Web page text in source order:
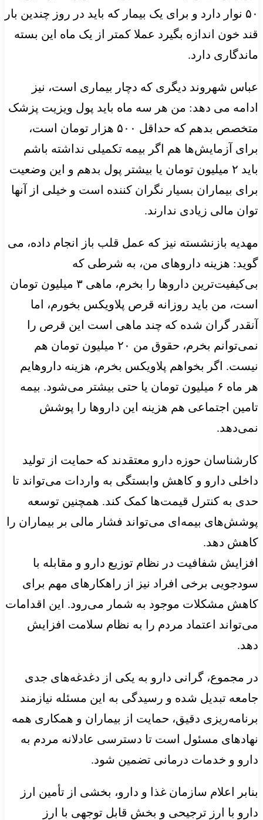
۵۰ نوار دارد و برای یک بیمار که باید در روز چندین بار
قند خون اندازه بگیرد عملا کمتر از یک ماه این بسته
ماندگاری دارد.
عباس شهروند دیگری که دچار بیماری است، نیز
ادامه می دهد: من هر سه ماه باید پول ویزیت پزشک
متخصص بدهم که حداقل ۵۰۰ هزار تومان است،
برای آزمایش‌ها هم اگر بیمه تکمیلی نداشته باشم
باید ۲ میلیون تومان یا بیشتر پول بدهم و این وضعیت
برای بیماران بسیار نگران کننده است و خیلی از آنها
توان مالی زیادی ندارند.
مهدیه بازنشسته نیز که عمل قلب باز انجام داده، می
گوید: هزینه داروهای من، به شرطی که
بی‌کیفیت‌ترین داروها را بخرم، ماهی ۳ میلیون تومان
است، من باید روزانه قرص پلاویکس بخورم، اما
آنقدر گران شده که چند ماهی‌ است این قرص را
نمی‌توانم بخرم، حقوق من ۲۰ میلیون تومان هم
نیست. اگر بخواهم پلاویکس بخرم، هزینه داروهایم
هر ماه ۶ میلیون تومان یا حتی بیشتر می‌شود. بیمه
تامین اجتماعی هم هزینه این داروها را پوشش
نمی‌دهد.
کارشناسان حوزه دارو معتقدند که حمایت از تولید
داخلی دارو و کاهش وابستگی به واردات می‌تواند تا
حدی به کنترل قیمت‌ها کمک کند. همچنین توسعه
پوشش‌های بیمه‌ای می‌تواند فشار مالی بر بیماران را
کاهش دهد.
افزایش شفافیت در نظام توزیع دارو و مقابله با
سودجویی برخی افراد نیز از راهکارهای مهم برای
کاهش مشکلات موجود به شمار می‌رود. این اقدامات
می‌تواند اعتماد مردم را به نظام سلامت افزایش
دهد.
در مجموع، گرانی دارو به یکی از دغدغه‌های جدی
جامعه تبدیل شده و رسیدگی به این مسئله نیازمند
برنامه‌ریزی دقیق، حمایت از بیماران و همکاری همه
نهادهای مسئول است تا دسترسی عادلانه مردم به
دارو و خدمات درمانی تضمین شود.
بنابر اعلام سازمان غذا و دارو، بخشی از تأمین ارز
دارو با ارز ترجیحی و بخش قابل توجهی با ارز